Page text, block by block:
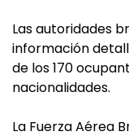
Las autoridades
información
de los 170
nacionalidades.
La Fuerza Aérea